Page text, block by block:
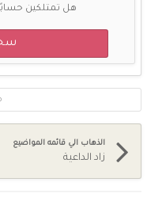
هل تمتلكين
الذهاب الي قائمه المواضيع
زاد الداعية